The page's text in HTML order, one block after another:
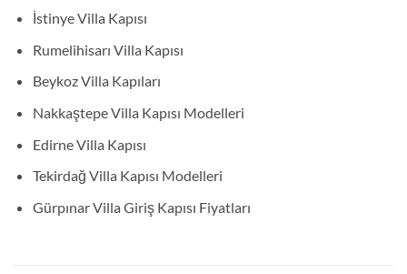
İstinye Villa Kapısı
Rumelihisarı Villa Kapısı
Beykoz Villa Kapıları
Nakkaştepe Villa Kapısı Modelleri
Edirne Villa Kapısı
Tekirdağ Villa Kapısı Modelleri
Gürpınar Villa Giriş Kapısı Fiyatları